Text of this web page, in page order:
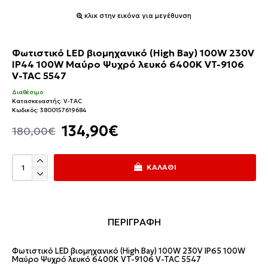
κλικ στην εικόνα για μεγέθυνση
Φωτιστικό LED βιομηχανικό (High Bay) 100W 230V
IP44 100W Μαύρο Ψυχρό λευκό 6400K VT-9106
V-TAC 5547
134,90€
180,00€
Διαθέσιμο
Κατασκευαστής: V-TAC
Κωδικός: 3800157619684
ΚΑΛΆΘΙ
ΠΕΡΙΓΡΑΦΗ
Φωτιστικό LED βιομηχανικό (High Bay) 100W 230V IP65 100W
Μαύρο Ψυχρό λευκό 6400K VT-9106 V-TAC 5547